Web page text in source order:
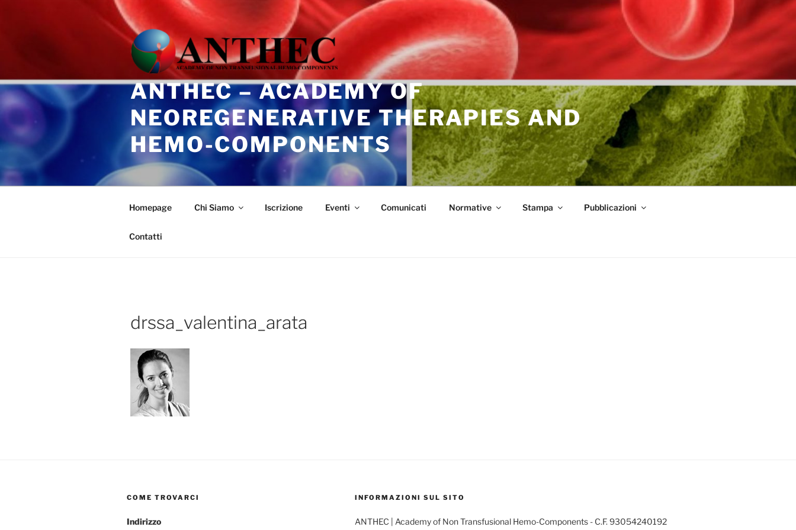
ANTHEC – ACADEMY OF
NEOREGENERATIVE THERAPIES AND
HEMO-COMPONENTS
Homepage Chi Siamo Iscrizione Eventi Comunicati Normative Stampa Pubblicazioni
Contatti
drssa_valentina_arata
COME TROVARCI
Indirizzo
INFORMAZIONI SUL SITO
ANTHEC | Academy of Non Transfusional Hemo-Components - C.F. 93054240192